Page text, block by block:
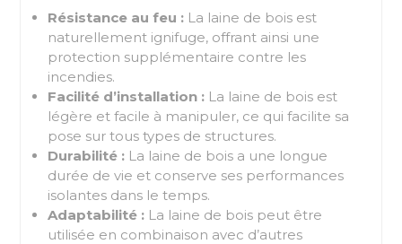
Résistance au feu : La laine de bois est
naturellement ignifuge, offrant ainsi une
protection supplémentaire contre les
incendies.
Facilité d’installation : La laine de bois est
légère et facile à manipuler, ce qui facilite sa
pose sur tous types de structures.
Durabilité : La laine de bois a une longue
durée de vie et conserve ses performances
isolantes dans le temps.
Adaptabilité : La laine de bois peut être
utilisée en combinaison avec d’autres